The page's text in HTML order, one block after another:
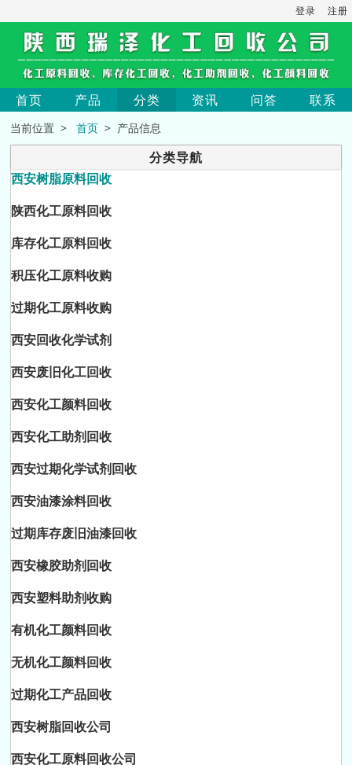
登录 注册
首页 产品 分类 资讯 问答 联系
当前位置 >首页 > 产品信息
分类导航
西安树脂原料回收
陕西化工原料回收
库存化工原料回收
积压化工原料收购
过期化工原料收购
西安回收化学试剂
西安废旧化工回收
西安化工颜料回收
西安化工助剂回收
西安过期化学试剂回收
西安油漆涂料回收
过期库存废旧油漆回收
西安橡胶助剂回收
西安塑料助剂收购
有机化工颜料回收
无机化工颜料回收
过期化工产品回收
西安树脂回收公司
西安化工原料回收公司